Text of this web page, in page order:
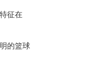
征在
的篮球